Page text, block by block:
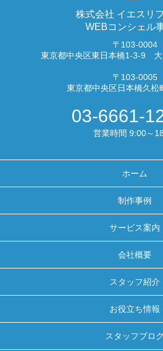
株式会社 イエスリ
WEBコンシェル
〒103-0004
東京都中央区東日本橋1-3-9
〒103-0005
東京都中央区日本橋久
03-6661-
営業時間 9:00～
ホーム
制作事例
サービス案内
会社概要
スタッフ紹介
お役立ち情報
スタッフブロ